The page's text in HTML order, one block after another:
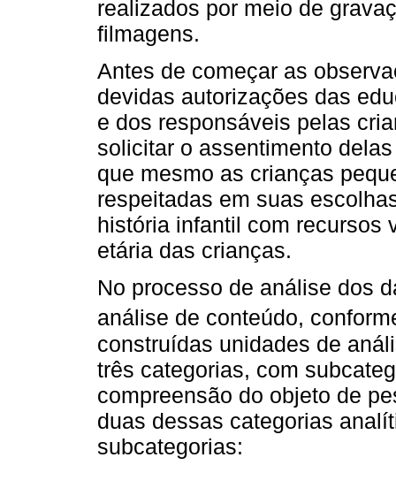
realizados por meio de
filmagens.
Antes de começar as
devidas autorizações das
e dos responsáveis pelas
solicitar o assentimento
que mesmo as crianças
respeitadas em suas
história infantil com recursos
etária das crianças.
No processo de análise dos
análise de conteúdo,
construídas unidades de
três categorias, com
compreensão do objeto de
duas dessas categorias
subcategorias: